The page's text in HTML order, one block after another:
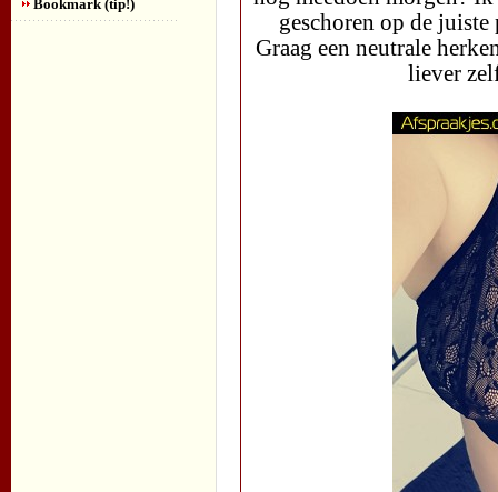
Bookmark (tip!)
geschoren op de
Graag een neutrale
liever